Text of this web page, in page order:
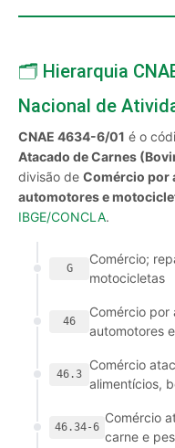
🗂️ Hierarquia
Nacional de
CNAE 4634-6/01 é o
Atacado de Carnes
divisão de Comércio por
automotores e
IBGE/CONCLA.
G
Comércio;
motocicletas
46
Comércio
automotores
46.3
Comércio
alimentícios,
46.34-6
Comércio
carne e